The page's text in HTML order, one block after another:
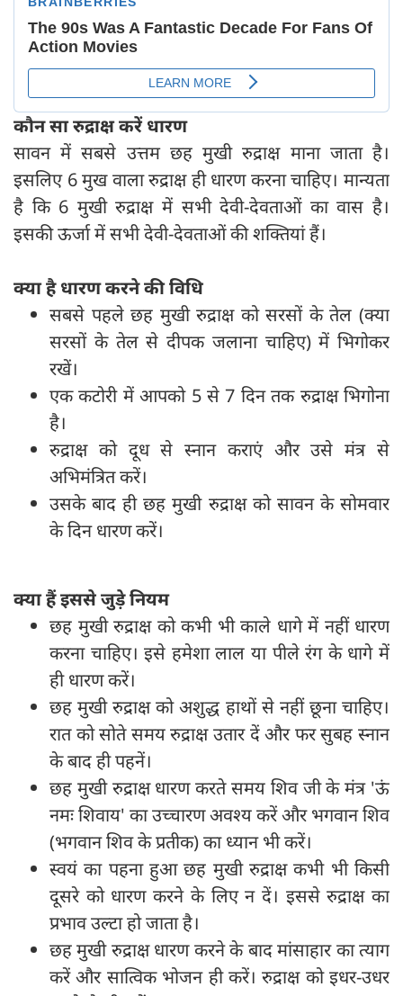
कौन सा रुद्राक्ष करें धारण
सावन में सबसे उत्तम छह मुखी रुद्राक्ष माना जाता है।
इसलिए 6 मुख वाला रुद्राक्ष ही धारण करना चाहिए। मान्यता
है कि 6 मुखी रुद्राक्ष में सभी देवी-देवताओं का वास है।
इसकी ऊर्जा में सभी देवी-देवताओं की शक्तियां हैं।
क्या है धारण करने की विधि
सबसे पहले छह मुखी रुद्राक्ष को सरसों के तेल (क्या
सरसों के तेल से दीपक जलाना चाहिए) में भिगोकर
रखें।
एक कटोरी में आपको 5 से 7 दिन तक रुद्राक्ष भिगोना
है।
रुद्राक्ष को दूध से स्नान कराएं और उसे मंत्र से
अभिमंत्रित करें।
उसके बाद ही छह मुखी रुद्राक्ष को सावन के सोमवार
के दिन धारण करें।
क्या हैं इससे जुड़े नियम
छह मुखी रुद्राक्ष को कभी भी काले धागे में नहीं धारण
करना चाहिए। इसे हमेशा लाल या पीले रंग के धागे में
ही धारण करें।
छह मुखी रुद्राक्ष को अशुद्ध हाथों से नहीं छूना चाहिए।
रात को सोते समय रुद्राक्ष उतार दें और फर सुबह स्नान
के बाद ही पहनें।
छह मुखी रुद्राक्ष धारण करते समय शिव जी के मंत्र 'ऊं
नमः शिवाय' का उच्चारण अवश्य करें और भगवान शिव
(भगवान शिव के प्रतीक) का ध्यान भी करें।
स्वयं का पहना हुआ छह मुखी रुद्राक्ष कभी भी किसी
दूसरे को धारण करने के लिए न दें। इससे रुद्राक्ष का
प्रभाव उल्टा हो जाता है।
छह मुखी रुद्राक्ष धारण करने के बाद मांसाहार का त्याग
करें और सात्विक भोजन ही करें। रुद्राक्ष को इधर-उधर